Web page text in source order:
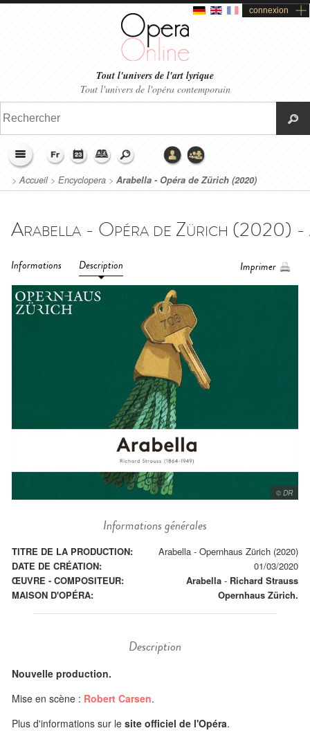
connexion
Tout l'univers de l'art lyrique
Tout l'univers de l'opéra contemporain
>Accueil> Encyclopera > Arabella - Opéra de Zürich (2020)
Informations Description Imprimer
© DR
Informations générales
TITRE DE LA PRODUCTION:
Arabella - Opernhaus Zürich (2020)
DATE DE CRÉATION:
01/03/2020
ŒUVRE - COMPOSITEUR:
Arabella - Richard Strauss
MAISON D'OPÉRA:
Opernhaus Zürich.
Description
Nouvelle production.
Mise en scène : Robert Carsen.
Plus d'informations sur le site officiel de l'Opéra.